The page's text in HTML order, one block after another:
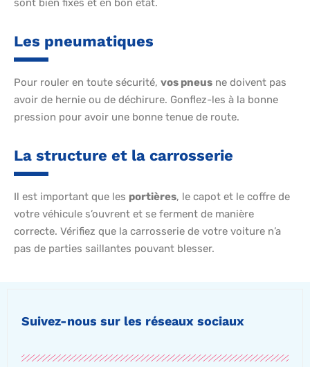
sont bien fixés et en bon état.
Les pneumatiques
Pour rouler en toute sécurité, vos pneus ne doivent pas
avoir de hernie ou de déchirure. Gonflez-les à la bonne
pression pour avoir une bonne tenue de route.
La structure et la carrosserie
Il est important que les portières, le capot et le coffre de
votre véhicule s’ouvrent et se ferment de manière
correcte. Vérifiez que la carrosserie de votre voiture n’a
pas de parties saillantes pouvant blesser.
Suivez-nous sur les réseaux sociaux